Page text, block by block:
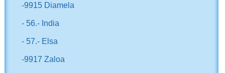
-9915 Diamela
- 56.- India
- 57.- Elsa
-9917 Zaloa